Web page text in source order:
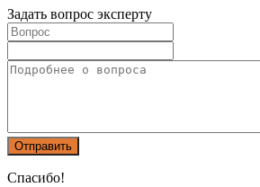
Задать вопрос эксперту
Спасибо!